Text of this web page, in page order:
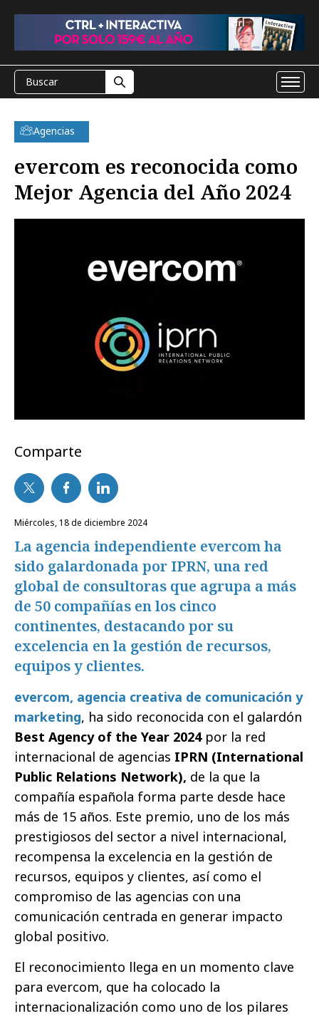
Agencias
evercom es reconocida como
Mejor Agencia del Año 2024
Comparte
miércoles, 18 de diciembre 2024
La agencia independiente evercom ha
sido galardonada por IPRN, una red
global de consultoras que agrupa a más
de 50 compañías en los cinco
continentes, destacando por su
excelencia en la gestión de recursos,
equipos y clientes.
evercom, agencia creativa de comunicación y
marketing, ha sido reconocida con el galardón
Best Agency of the Year 2024 por la red
internacional de agencias IPRN (International
Public Relations Network), de la que la
compañía española forma parte desde hace
más de 15 años. Este premio, uno de los más
prestigiosos del sector a nivel internacional,
recompensa la excelencia en la gestión de
recursos, equipos y clientes, así como el
compromiso de las agencias con una
comunicación centrada en generar impacto
global positivo.
El reconocimiento llega en un momento clave
para evercom, que ha colocado la
internacionalización como uno de los pilares